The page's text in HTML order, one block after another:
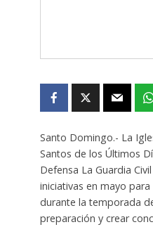
Santo Domingo.- La
Santos de los Últimos
Defensa La Guardia
iniciativas en mayo
durante la temporada
preparación y crear